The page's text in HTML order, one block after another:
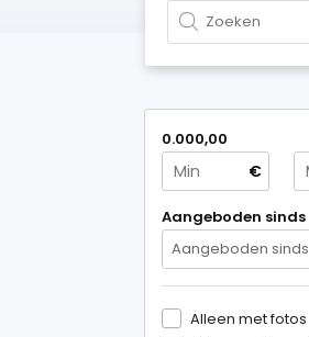
0.000,00
€
Aangeboden sinds
Aangeboden sinds
Alleen met fotos